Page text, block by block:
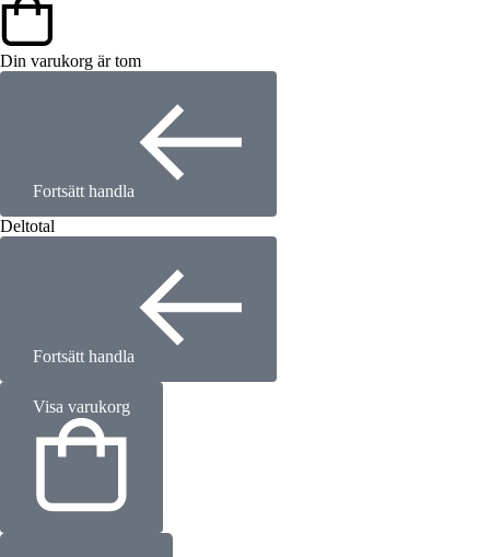
Din varukorg är tom
Fortsätt handla
Deltotal
Fortsätt handla
Visa varukorg